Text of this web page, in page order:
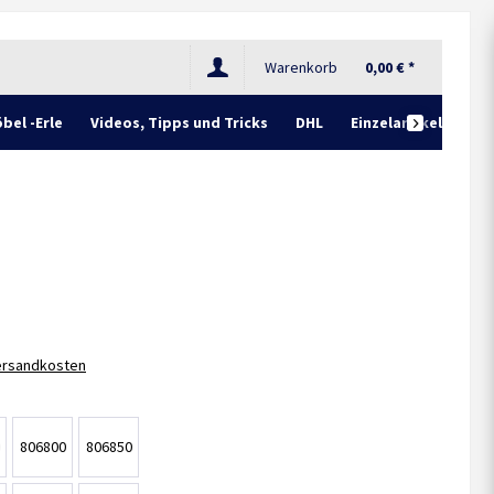
Warenkorb 0,00 € *
-Erle Videos, Tipps und Tricks DHL Einzelartikel

806800 806850